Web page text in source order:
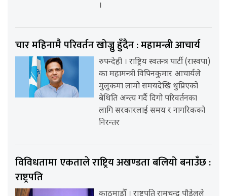
।
चार महिनामै परिवर्तन खोज्नु हुँदैन : महामन्त्री आचार्य
रुपन्देही । राष्ट्रिय स्वतन्त्र पार्टी (रास्वपा)
का महामन्त्री विपिनकुमार आचार्यले
मुलुकमा लामो समयदेखि थुप्रिएको
बेथिति अन्त्य गर्दै दिगो परिवर्तनका
लागि सरकारलाई समय र नागरिकको
निरन्तर
विविधतामा एकताले राष्ट्रिय अखण्डता बलियो बनाउँछ :
राष्ट्रपति